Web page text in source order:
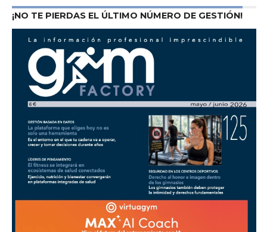
¡NO TE PIERDAS EL ÚLTIMO NÚMERO DE GESTIÓN!